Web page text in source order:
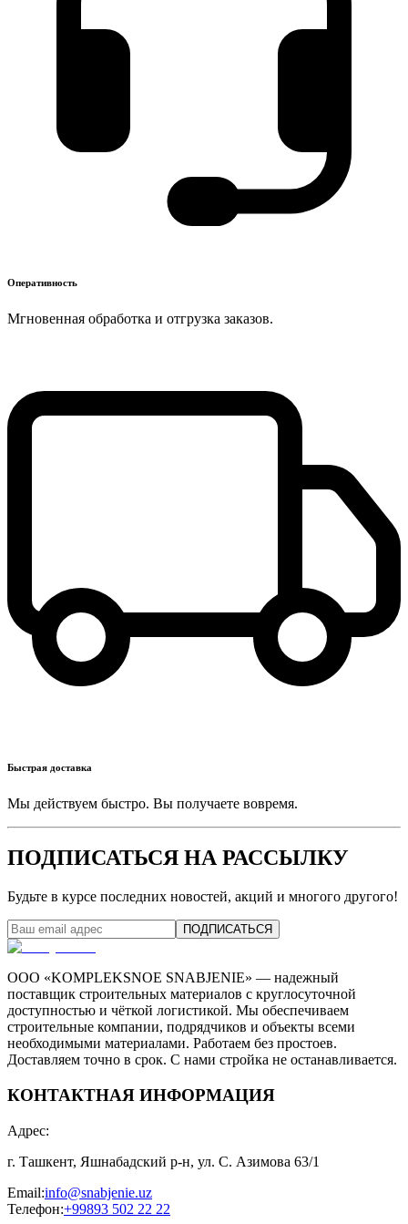
Оперативность
Мгновенная обработка и отгрузка заказов.
Быстрая доставка
Мы действуем быстро. Вы получаете вовремя.
ПОДПИСАТЬСЯ НА РАССЫЛКУ
Будьте в курсе последних новостей, акций и многого другого!
ПОДПИСАТЬСЯ
ООО «KOMPLEKSNOE SNABJENIE» — надежный
поставщик строительных материалов с круглосуточной
доступностью и чёткой логистикой. Мы обеспечиваем
строительные компании, подрядчиков и объекты всеми
необходимыми материалами. Работаем без простоев.
Доставляем точно в срок. С нами стройка не останавливается.
КОНТАКТНАЯ ИНФОРМАЦИЯ
Адрес:
г. Ташкент, Яшнабадский р-н, ул. С. Азимова 63/1
Email:info@snabjenie.uz
Телефон:+99893 502 22 22